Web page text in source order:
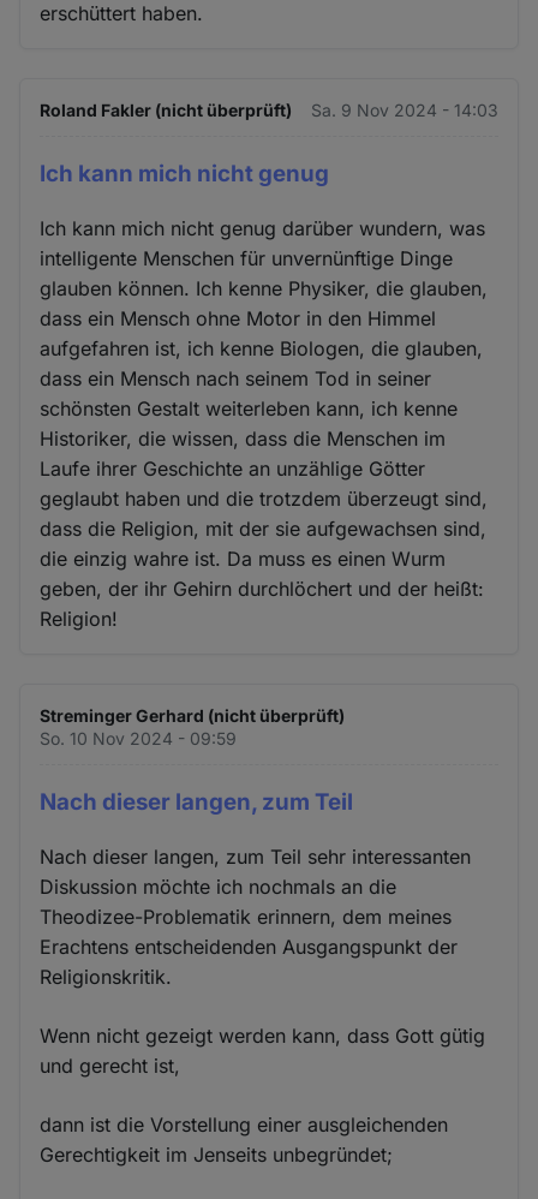
erschüttert haben.
Roland Fakler (nicht überprüft) Sa. 9 Nov 2024 - 14:03
Ich kann mich nicht genug
Ich kann mich nicht genug darüber wundern, was
intelligente Menschen für unvernünftige Dinge
glauben können. Ich kenne Physiker, die glauben,
dass ein Mensch ohne Motor in den Himmel
aufgefahren ist, ich kenne Biologen, die glauben,
dass ein Mensch nach seinem Tod in seiner
schönsten Gestalt weiterleben kann, ich kenne
Historiker, die wissen, dass die Menschen im
Laufe ihrer Geschichte an unzählige Götter
geglaubt haben und die trotzdem überzeugt sind,
dass die Religion, mit der sie aufgewachsen sind,
die einzig wahre ist. Da muss es einen Wurm
geben, der ihr Gehirn durchlöchert und der heißt:
Religion!
Streminger Gerhard (nicht überprüft)
So. 10 Nov 2024 - 09:59
Nach dieser langen, zum Teil
Nach dieser langen, zum Teil sehr interessanten
Diskussion möchte ich nochmals an die
Theodizee-Problematik erinnern, dem meines
Erachtens entscheidenden Ausgangspunkt der
Religionskritik.
Wenn nicht gezeigt werden kann, dass Gott gütig
und gerecht ist,
dann ist die Vorstellung einer ausgleichenden
Gerechtigkeit im Jenseits unbegründet;
und